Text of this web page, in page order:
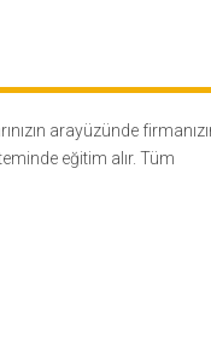
arayüzünde
eğitim alır. Tüm